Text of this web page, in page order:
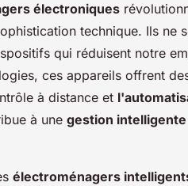
électroniques
technique. Ils ne
qui réduisent notre
ces appareils offrent
à distance et
à une gestion intelligente
électroménagers